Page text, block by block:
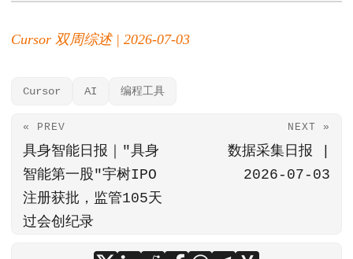
Cursor 双周综述 | 2026-07-03
Cursor AI 编程工具
« PREV
具身智能日报｜"具身
智能第一股"宇树IPO
注册获批，监管105天
过会创纪录
NEXT »
数据采集日报 |
2026-07-03